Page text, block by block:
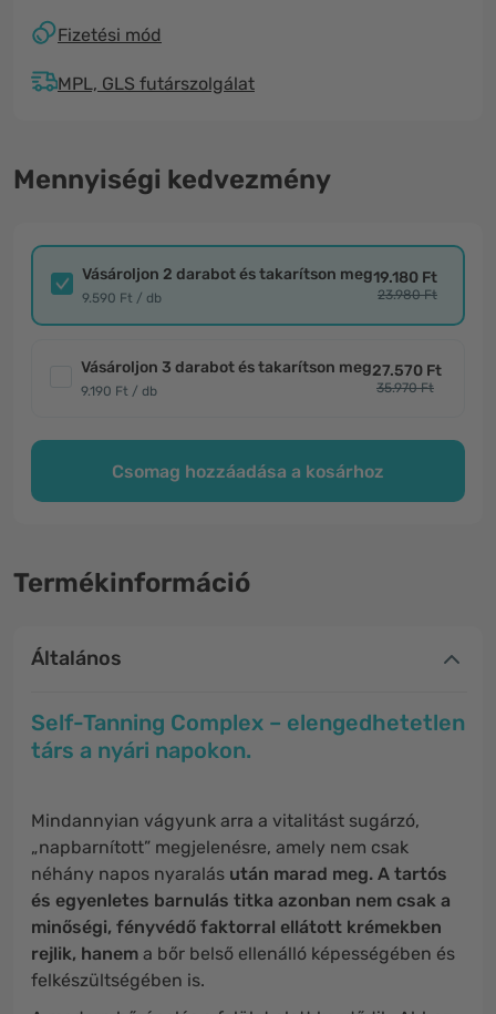
Fizetési mód
MPL, GLS futárszolgálat
Mennyiségi kedvezmény
Vásároljon 2 darabot és takarítson meg
9.590 Ft / db
19.180 Ft
23.980 Ft
Vásároljon 3 darabot és takarítson meg
9.190 Ft / db
27.570 Ft
35.970 Ft
Csomag hozzáadása a kosárhoz
Termékinformáció
Általános
Self-Tanning Complex – elengedhetetlen
társ a nyári napokon.
Mindannyian vágyunk arra a vitalitást sugárzó,
„napbarnított” megjelenésre, amely nem csak
néhány napos nyaralás után marad meg. A tartós
és egyenletes barnulás titka azonban nem csak a
minőségi, fényvédő faktorral ellátott krémekben
rejlik, hanem a bőr belső ellenálló képességében és
felkészültségében is.